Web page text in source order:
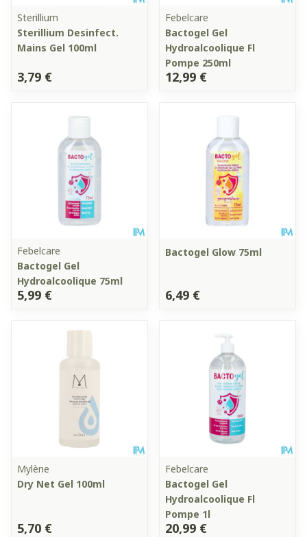
Sterillium
Sterillium Desinfect.
Mains Gel 100ml
3,79 €
Febelcare
Bactogel Gel
Hydroalcoolique Fl
Pompe 250ml
12,99 €
Febelcare
Bactogel Gel
Hydroalcoolique 75ml
5,99 €
Bactogel Glow 75ml
6,49 €
Mylène
Dry Net Gel 100ml
5,70 €
Febelcare
Bactogel Gel
Hydroalcoolique Fl
Pompe 1l
20,99 €